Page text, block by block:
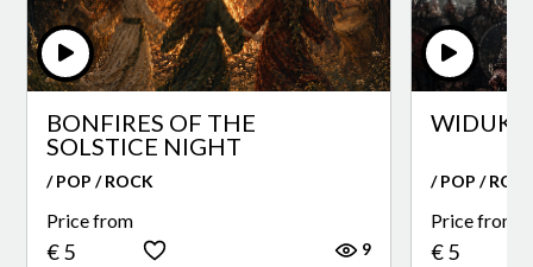
BONFIRES OF THE
SOLSTICE NIGHT
/ POP / ROCK
Price from
€ 5 9
/ POP /
Price from
€ 5